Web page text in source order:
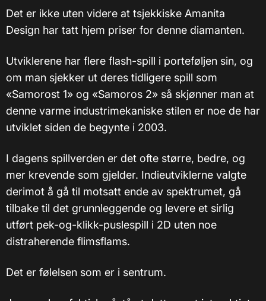
Det er ikke uten videre at tsjekkiske Amanita
Design har tatt hjem priser for denne diamanten.
Utviklerene har flere flash-spill i porteføljen sin, og
om man sjekker ut deres tidligere spill som
«Samorost 1» og «Samoros 2» så skjønner man at
denne varme industrimekaniske stilen er noe de har
utviklet siden de begynte i 2003.
I dagens spillverden er det ofte større, bedre, og
mer krevende som gjelder. Indieutviklerne valgte
derimot å gå til motsatt ende av spektrumet, gå
tilbake til det grunnleggende og levere et sirlig
utført pek-og-klikk-puslespill i 2D uten noe
distraherende flimsflams.
Det er følelsen som er i sentrum.